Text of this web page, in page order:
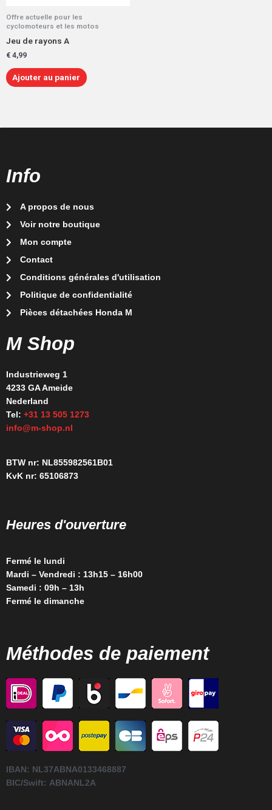
Offre actuelle pour les
cyclomoteurs et les motos
Jeu de rayons A
€ 4,99
Ajouter au panier
Info
A propos de nous
Voir notre boutique
Mon compte
Contact
Conditions générales d'utilisation
Politique de confidentialité
Pièces détachées Honda M
M Shop
Industrieweg 1
4233 GA Ameide
Nederland
Tel: +31 13 505 1273
info@m-shop.nl
BTW nr: NL855982561B01
KvK nr: 65106873
Heures d'ouverture
Fermé le lundi
Mardi – Vendredi : 13h15 – 16h00
Samedi : 09h – 13h
Fermé le dimanche
Méthodes de paiement
IBAN: NL37ABNA0133468887
BIC/Swift: ABNANL2A